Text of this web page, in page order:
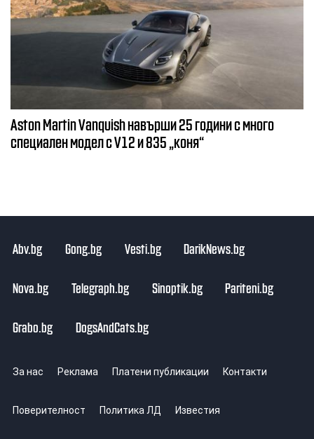
Aston Martin Vanquish навърши 25 години с много
специален модел с V12 и 835 „коня“
Abv.bg Gong.bg Vesti.bg DarikNews.bg
Nova.bg Telegraph.bg Sinoptik.bg Pariteni.bg
Grabo.bg DogsAndCats.bg
За нас Реклама Платени публикации Контакти
Поверителност Политика ЛД Известия